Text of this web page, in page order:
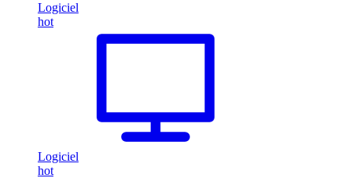
Logiciel
hot
Logiciel
hot